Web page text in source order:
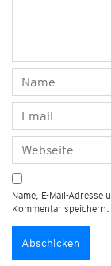
Name, E-Mail-Adresse
Kommentar speichern.